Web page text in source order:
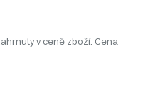
v ceně zboží. Cena